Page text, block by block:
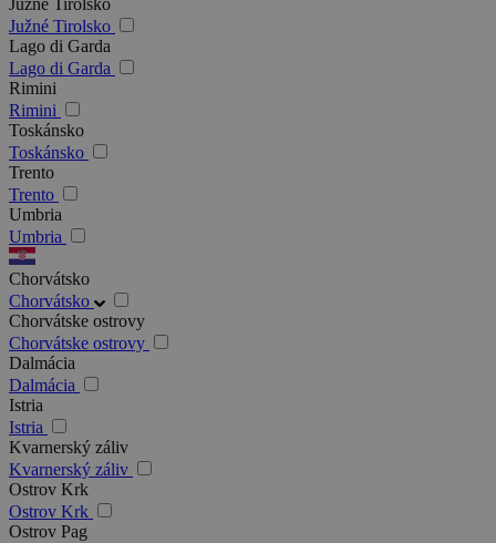
Južné Tirolsko
Južné Tirolsko
Lago di Garda
Lago di Garda
Rimini
Rimini
Toskánsko
Toskánsko
Trento
Trento
Umbria
Umbria
Chorvátsko
Chorvátsko
Chorvátske ostrovy
Chorvátske ostrovy
Dalmácia
Dalmácia
Istria
Istria
Kvarnerský záliv
Kvarnerský záliv
Ostrov Krk
Ostrov Krk
Ostrov Pag